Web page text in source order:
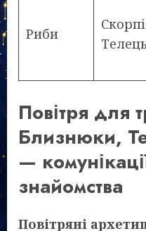
Риби
Телець
Повітря для
Близнюки,
—
знайомства
Повітряні